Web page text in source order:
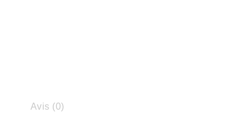
Avis (0)